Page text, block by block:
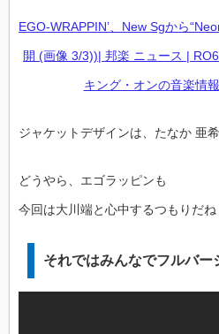
EGO-WRAPPIN’、New Sgから
開 (画像 3/3))| 邦楽 ニュース |
キング・オンの音楽情
ジャケットデザインは、たなか 亜希
どうやら、エゴラッピンも
今回は大川端と心中するつもりだね
それではみんなでフルバー